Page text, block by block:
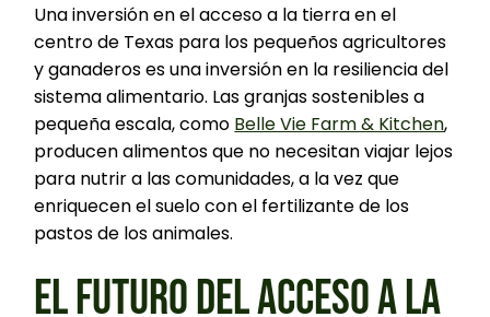
Una inversión en el acceso a la tierra en el
centro de Texas para los pequeños agricultores
y ganaderos es una inversión en la resiliencia del
sistema alimentario. Las granjas sostenibles a
pequeña escala, como Belle Vie Farm & Kitchen,
producen alimentos que no necesitan viajar lejos
para nutrir a las comunidades, a la vez que
enriquecen el suelo con el fertilizante de los
pastos de los animales.
EL FUTURO DEL ACCESO A LA